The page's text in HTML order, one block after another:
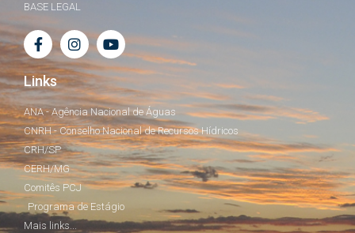
BASE LEGAL
Links
ANA - Agência Nacional de Águas
CNRH - Conselho Nacional de Recursos Hídricos
CRH/SP
CERH/MG
Comitês PCJ
Programa de Estágio
Mais links...